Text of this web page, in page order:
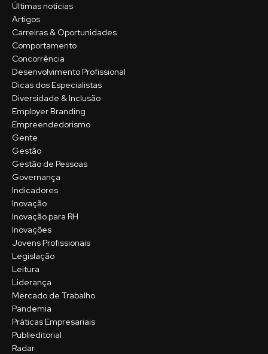
Últimas notícias
Artigos
Carreiras & Oportunidades
Comportamento
Concorrência
Desenvolvimento Profissional
Dicas dos Especialistas
Diversidade & Inclusão
Employer Branding
Empreendedorismo
Gente
Gestão
Gestão de Pessoas
Governança
Indicadores
Inovação
Inovação para RH
Inovações
Jovens Profissionais
Legislação
Leitura
Liderança
Mercado de Trabalho
Pandemia
Práticas Empresariais
Publieditorial
Radar